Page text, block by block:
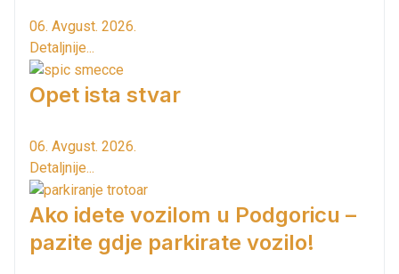
06. Avgust. 2026.
Detaljnije...
Opet ista stvar
06. Avgust. 2026.
Detaljnije...
Ako idete vozilom u Podgoricu –
pazite gdje parkirate vozilo!